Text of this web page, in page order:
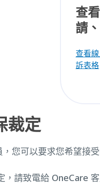
查
請
查看
訴表格
裁定
您可以要求您希望接
，請致電給 OneCare